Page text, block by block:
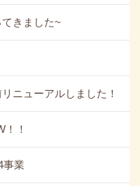
きました~
ニューアルしました！
！！
事業